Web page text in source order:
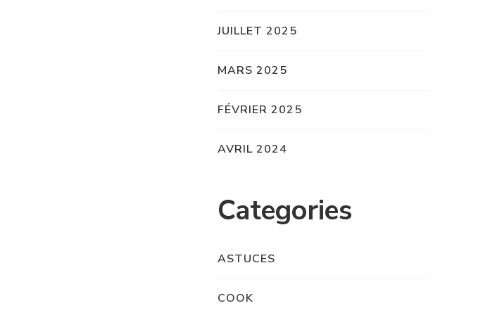
JUILLET 2025
MARS 2025
FÉVRIER 2025
AVRIL 2024
Categories
ASTUCES
COOK